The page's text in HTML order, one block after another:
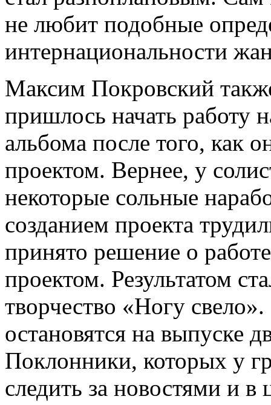
не любит подобные
интернациональности
Максим Покровский
пришлось начать работу
альбома после того, как
проектом. Вернее, у
некоторые сольные
созданием проекта
принято решение о
проектом. Результатом
творчество «Ногу
остановятся на выпуске
Поклонники, которых у
следить за новостями и в